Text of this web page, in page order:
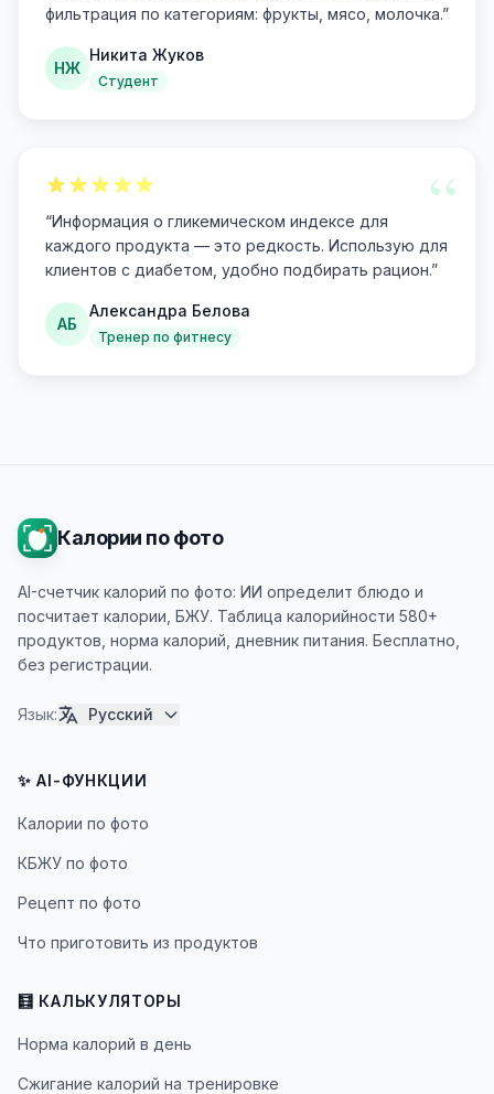
фильтрация по категориям: фрукты, мясо, молочка.”
НЖ
Никита Жуков
Студент
“
“Информация о гликемическом индексе для
каждого продукта — это редкость. Использую для
клиентов с диабетом, удобно подбирать рацион.”
АБ
Александра Белова
Тренер по фитнесу
Калории по фото
AI-счетчик калорий по фото: ИИ определит блюдо и
посчитает калории, БЖУ. Таблица калорийности 580+
продуктов, норма калорий, дневник питания. Бесплатно,
без регистрации.
Язык: Русский
✨ AI-ФУНКЦИИ
Калории по фото
КБЖУ по фото
Рецепт по фото
Что приготовить из продуктов
🧮 КАЛЬКУЛЯТОРЫ
Норма калорий в день
Сжигание калорий на тренировке